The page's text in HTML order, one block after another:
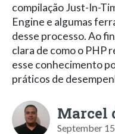
compilação Just-In-
Engine e algumas
desse processo. Ao
clara de como o PHP
esse conhecimento
práticos de
Marcel
September